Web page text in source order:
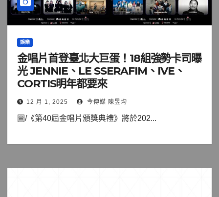
娛樂
金唱片首登臺北大巨蛋！18組強勢卡司曝
光 JENNIE、LE SSERAFIM、IVE、
CORTIS明年都要來
12 月 1, 2025 今傳媒 陳昱均
圖/《第40屆金唱片頒獎典禮》將於202...